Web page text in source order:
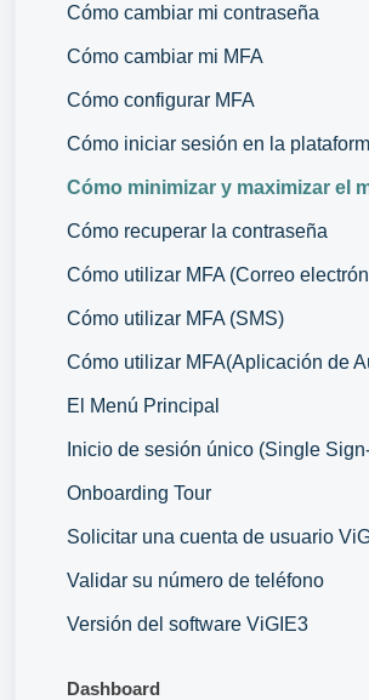
Cómo cambiar mi contraseña
Cómo cambiar mi MFA
Cómo configurar MFA
Cómo iniciar sesión en la
Cómo minimizar y maximizar el
Cómo recuperar la contraseña
Cómo utilizar MFA (Correo
Cómo utilizar MFA (SMS)
Cómo utilizar MFA(Aplicación de
El Menú Principal
Inicio de sesión único (Single
Onboarding Tour
Solicitar una cuenta de usuario
Validar su número de teléfono
Versión del software ViGIE3
Dashboard